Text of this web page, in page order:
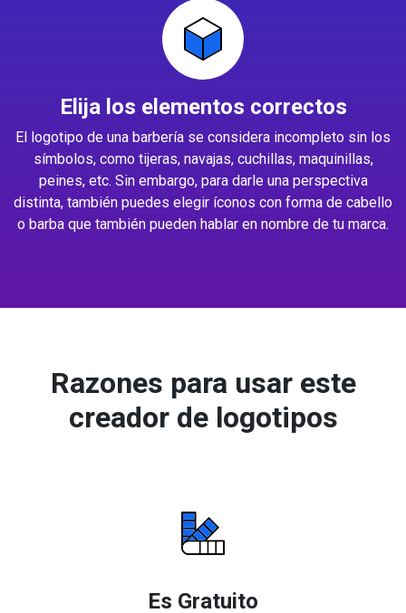
Elija los elementos correctos
El logotipo de una barbería se considera incompleto sin los
símbolos, como tijeras, navajas, cuchillas, maquinillas,
peines, etc. Sin embargo, para darle una perspectiva
distinta, también puedes elegir íconos con forma de cabello
o barba que también pueden hablar en nombre de tu marca.
Razones para usar este
creador de logotipos
Es Gratuito